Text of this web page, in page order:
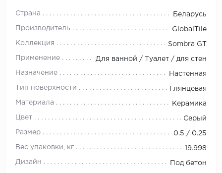
Страна Беларусь
Производитель GlobalTile
Коллекция Sombra GT
Применение Для ванной / Туалет / для стен
Назначение Настенная
Тип поверхности Глянцевая
Материала Керамика
Цвет Серый
Размер 0.5 / 0.25
Вес упаковки, кг 19.998
Дизайн Под бетон